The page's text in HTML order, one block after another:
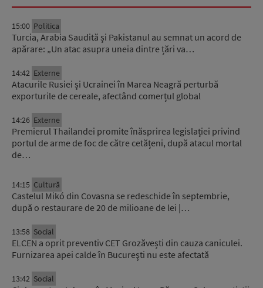
15:00 Politica
Turcia, Arabia Saudită și Pakistanul au semnat un acord de
apărare: „Un atac asupra uneia dintre țări va…
14:42 Externe
Atacurile Rusiei și Ucrainei în Marea Neagră perturbă
exporturile de cereale, afectând comerțul global
14:26 Externe
Premierul Thailandei promite înăsprirea legislației privind
portul de arme de foc de către cetățeni, după atacul mortal
de…
14:15 Cultură
Castelul Mikó din Covasna se redeschide în septembrie,
după o restaurare de 20 de milioane de lei |…
13:58 Social
ELCEN a oprit preventiv CET Grozăvești din cauza caniculei.
Furnizarea apei calde în Bucureşti nu este afectată
13:42 Social